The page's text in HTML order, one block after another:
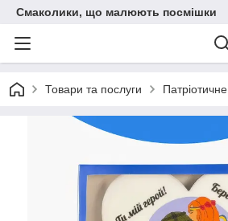
Смаколики, що малюють посмішки
Товари та послуги Патріотичне